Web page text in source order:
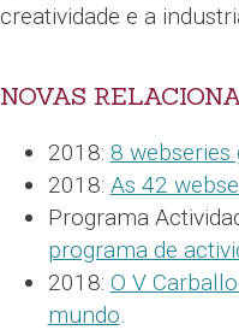
creatividade e a
NOVAS
2018: 8 webseries
2018: As 42
Programa
programa de
2018: O V
mundo.